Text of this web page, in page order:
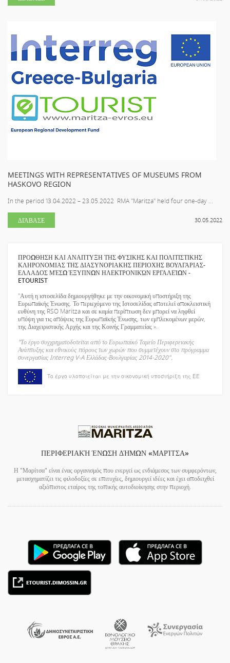
MEETINGS WITH REPRESENTATIVES OF MUSEUMS FROM
HASKOVO REGION
In the period 13.04.2022 – 23.05.2022 RMA "Maritza" held four one-day ...
30.05.2022
ΔΙΆΒΑΣΕ
ΠΡΟΩΘΗΣΗ ΚΑΙ ΑΝΑΠΤΥΞΗ ΤΗΣ ΦΥΣΙΚΗΣ ΚΑΙ ΠΟΛΙΤΙΣΤΙΚΗΣ
ΚΛΗΡΟΝΟΜΙΑΣ ΤΗΣ ΔΙΑΣΥΝΟΡΙΑΚΗΣ ΠΕΡΙΟΧΗΣ ΒΟΥΛΓΑΡΙΑΣ-
ΕΛΛΑΔΟΣ ΜΈΣΩ ΈΞΥΠΝΩΝ ΗΛΕΚΤΡΟΝΙΚΏΝ ΕΡΓΑΛΕΊΩΝ -
ETOURIST
"Αυτή η ιστοσελίδα δημιουργήθηκε με την οικονομική υποστήριξη της
Ευρωπαϊκής Ένωσης. Το περιεχόμενο της Ιστοσελίδας αποτελεί αποκλειστική
ευθύνη της RSO Maritza και σε καμία περίπτωση δεν μπορεί να ληφθεί
υπόψη για τις απόψεις της Ευρωπαϊκής Ένωσης, των εμπλεκομένων μερών,
της Διαχειριστικής Αρχής και της Κοινής Γραμματείας ».
"Το έργο συγχρηματοδοτείται από το Ευρωπαϊκό Ταμείο Περιφερειακής
Ανάπτυξης και εθνικούς πόρους των χωρών που συμμετέχουν στο πρόγραμμα
συνεργασίας Interreg V-A Ελλάδας-Βουλγαρίας 2014-2020".
Το έργο υλοποιείται με την οικονομική υποστήριξη της ΕΕ
ΠΕΡΙΦΕΡΙΑΚΉ ΈΝΩΣΗ ΔΉΜΩΝ «ΜΑΡΊΤΣΑ»
Η "Μαρίτσα" είναι ένας οργανισμός που ενεργεί ως ενδιάμεσος των συμφερόντων,
μετασχηματίζει τις φιλοδοξίες σε επιτυχίες, δημιουργεί ιδέες και έχει αποδειχθεί
αξιόπιστος εταίρος της τοπικής αυτοδιοίκησης στην περιοχή.